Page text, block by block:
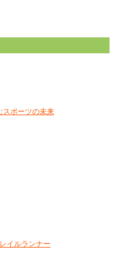
スポーツの未来
イルランナー